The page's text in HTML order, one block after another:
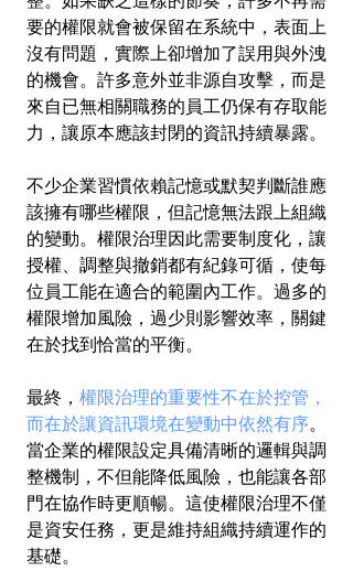
要的權限就會被保留在系統中，表面上
沒有問題，實際上卻增加了誤用與外洩
的機會。許多意外並非源自攻擊，而是
來自已無相關職務的員工仍保有存取能
力，讓原本應該封閉的資訊持續暴露。
不少企業習慣依賴記憶或默契判斷誰應
該擁有哪些權限，但記憶無法跟上組織
的變動。權限治理因此需要制度化，讓
授權、調整與撤銷都有紀錄可循，使每
位員工能在適合的範圍內工作。過多的
權限增加風險，過少則影響效率，關鍵
在於找到恰當的平衡。
最終， 權限治理的重要性不在於控管，
而在於讓資訊環境在變動中依然有序。
當企業的權限設定具備清晰的邏輯與調
整機制，不但能降低風險，也能讓各部
門在協作時更順暢。這使權限治理不僅
是資安任務，更是維持組織持續運作的
基礎。